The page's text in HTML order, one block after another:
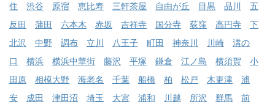
住
渋谷 原宿 恵比寿 三軒茶屋 自由が丘 目黒 品川
五
反田
蒲田 六本木 赤坂 吉祥寺 国分寺 荻窪 高円寺
下
北沢
中野 調布 立川 八王子 町田 神奈川 川崎
溝の
口
横浜 横浜中華街 藤沢 平塚 鎌倉 江ノ島 横須賀
小
田原
相模大野 海老名 千葉 船橋 柏 松戸 木更津
浦
安
成田 津田沼 埼玉 大宮 浦和 川越 所沢 群馬
前